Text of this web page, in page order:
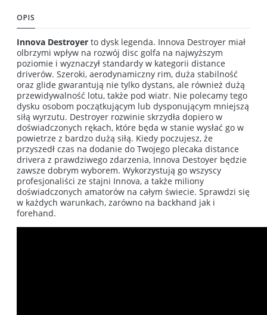
OPIS
Innova Destroyer to dysk legenda. Innova Destroyer miał
olbrzymi wpływ na rozwój disc golfa na najwyższym
poziomie i wyznaczył standardy w kategorii distance
driverów. Szeroki, aerodynamiczny rim, duża stabilność
oraz glide gwarantują nie tylko dystans, ale również dużą
przewidywalność lotu, także pod wiatr. Nie polecamy tego
dysku osobom początkującym lub dysponującym mniejszą
siłą wyrzutu. Destroyer rozwinie skrzydła dopiero w
doświadczonych rękach, które będa w stanie wysłać go w
powietrze z bardzo dużą siłą. Kiedy poczujesz, że
przyszedł czas na dodanie do Twojego plecaka distance
drivera z prawdziwego zdarzenia, Innova Destoyer będzie
zawsze dobrym wyborem. Wykorzystują go wszyscy
profesjonaliści ze stajni Innova, a także miliony
doświadczonych amatorów na całym świecie. Sprawdzi się
w każdych warunkach, zarówno na backhand jak i
forehand.